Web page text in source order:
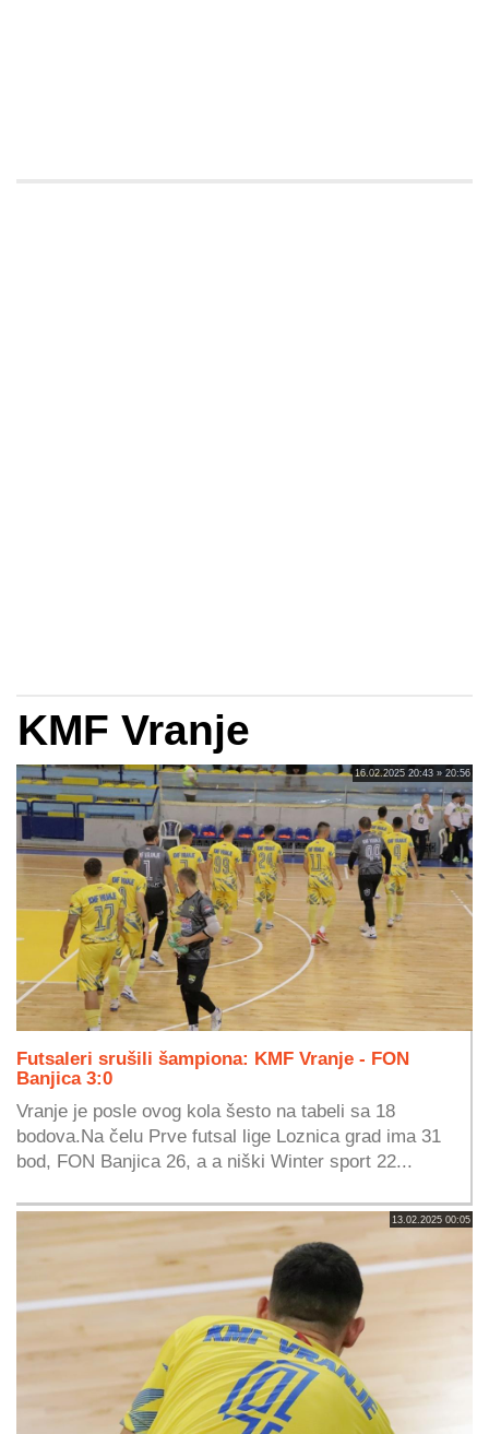
KMF Vranje
16.02.2025 20:43 » 20:56
Futsaleri srušili šampiona: KMF Vranje - FON
Banjica 3:0
Vranje je posle ovog kola šesto na tabeli sa 18
bodova.Na čelu Prve futsal lige Loznica grad ima 31
bod, FON Banjica 26, a a niški Winter sport 22...
13.02.2025 00:05